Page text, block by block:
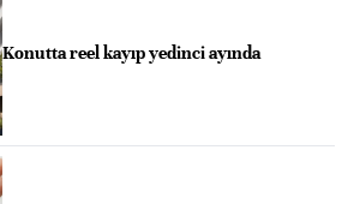
Konutta reel kayıp yedinci ayında